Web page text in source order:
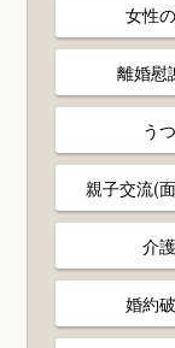
女性
離婚慰
うつ
親子交流(
介護
婚約